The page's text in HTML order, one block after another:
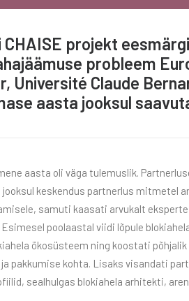
projekt
probleem
Université Claude
aasta jooksul
aasta oli väga tulemuslik.
keskendus partnerlus mitmetel
samuti kaasati arvukalt
poolaastal viidi lõpule
ökosüsteem ning koostati
pakkumise kohta. Lisaks visandati
sealhulgas blokiahela arhitekti,